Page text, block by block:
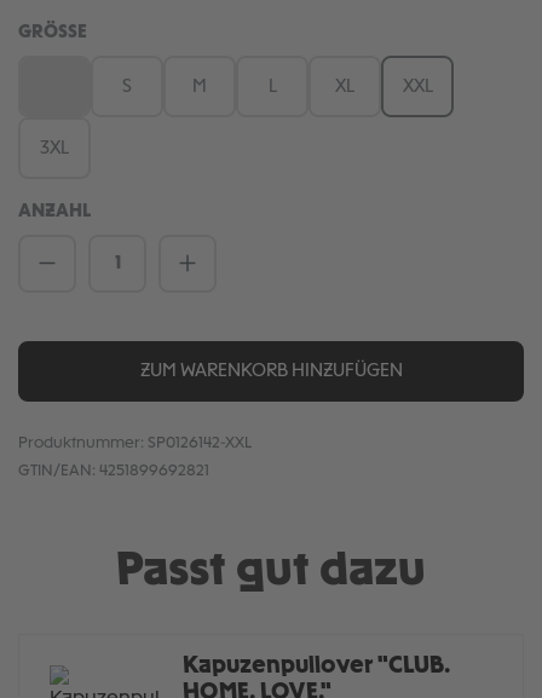
GRÖSSE
S M XL XXL
3XL
ANZAHL
Produkt Anzahl: Gib den gewünschten
ZUM WARENKORB HINZUFÜGEN
Produktnummer: SP0126142-XXL
GTIN/EAN: 4251899692821
Passt gut dazu
Kapuzenpullover "CLUB.
HOME. LOVE."